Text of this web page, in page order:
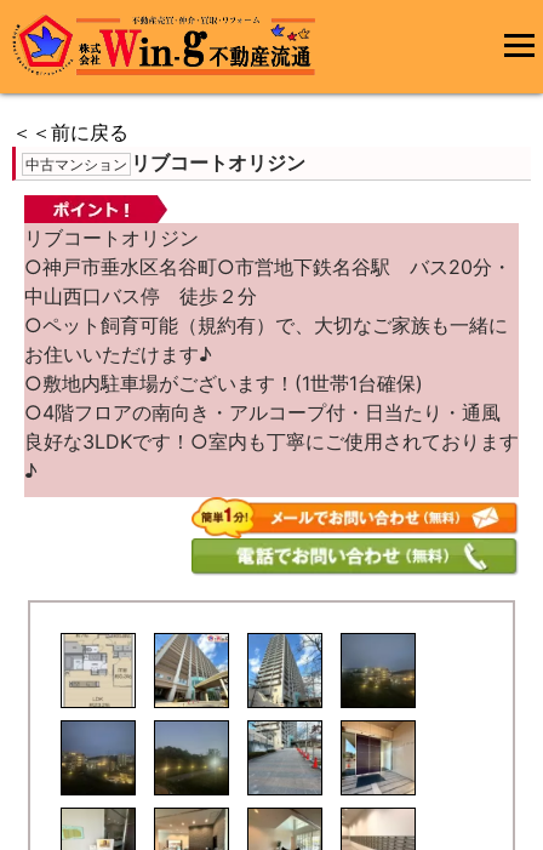
メインメ
＜＜前に戻る
中古マンション リブコートオリジン
リブコートオリジン
○神戸市垂水区名谷町○市営地下鉄名谷駅 バス20分・
中山西口バス停 徒歩２分
○ペット飼育可能（規約有）で、大切なご家族も一緒に
お住いいただけます♪
○敷地内駐車場がございます！(1世帯1台確保)
○4階フロアの南向き・アルコープ付・日当たり・通風
良好な3LDKです！○室内も丁寧にご使用されております
♪